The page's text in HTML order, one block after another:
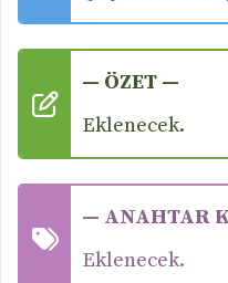
— ÖZET —
Eklenecek.
— ANAHTAR
Eklenecek.